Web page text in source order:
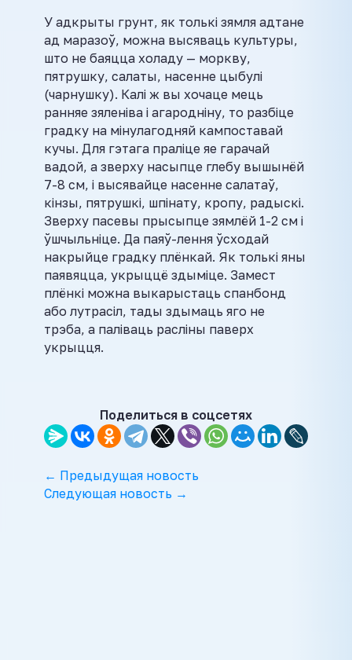
У адкрыты грунт, як толькі зямля адтане
ад маразоў, можна высяваць культуры,
што не баяцца холаду — моркву,
пятрушку, салаты, насенне цыбулі
(чарнушку). Калі ж вы хочаце мець
ранняе зяленіва і агародніну, то разбіце
градку на мінулагодняй кампоставай
кучы. Для гэтага праліце яе гарачай
вадой, а зверху насыпце глебу вышынёй
7-8 см, і высявайце насенне салатаў,
кінзы, пятрушкі, шпінату, кропу, радыскі.
Зверху пасевы прысыпце зямлёй 1-2 см і
ўшчыльніце. Да паяў-лення ўсходай
накрыйце градку плёнкай. Як толькі яны
паявяцца, укрыццё здыміце. Замест
плёнкі можна выкарыстаць спанбонд
або лутрасіл, тады здымаць яго не
трэба, а паліваць расліны паверх
укрыцця.
Поделиться в соцсетях
← Предыдущая новость
Следующая новость →